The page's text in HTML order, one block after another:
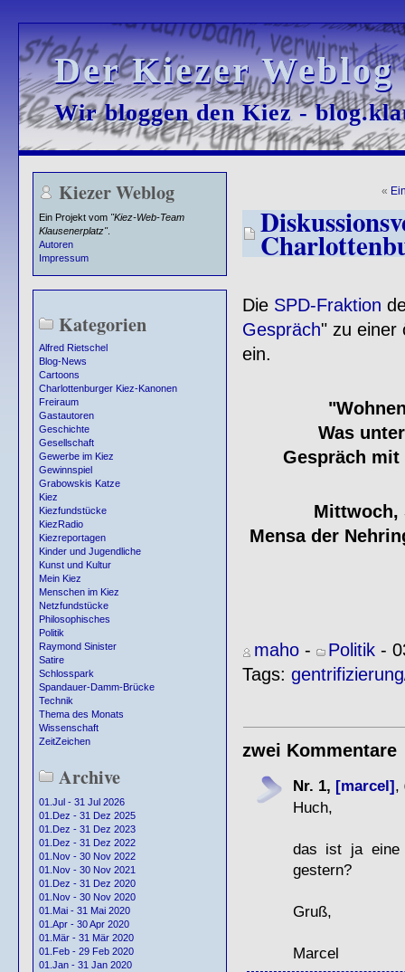
Der Kiezer
Der Kiezer
Wir bloggen den Kiez -
Wir bloggen den Kiez -
Kiezer Weblog
Ein Projekt vom "Kiez-Web-Team
Klausenerplatz".
Autoren
Impressum
Kategorien
Alfred Rietschel
Blog-News
Cartoons
Charlottenburger Kiez-Kanonen
Freiraum
Gastautoren
Geschichte
Gesellschaft
Gewerbe im Kiez
Gewinnspiel
Grabowskis Katze
Kiez
Kiezfundstücke
KiezRadio
Kiezreportagen
Kinder und Jugendliche
Kunst und Kultur
Mein Kiez
Menschen im Kiez
Netzfundstücke
Philosophisches
Politik
Raymond Sinister
Satire
Schlosspark
Spandauer-Damm-Brücke
Technik
Thema des Monats
Wissenschaft
ZeitZeichen
Archive
01.Jul - 31 Jul 2026
01.Dez - 31 Dez 2025
01.Dez - 31 Dez 2023
01.Dez - 31 Dez 2022
01.Nov - 30 Nov 2022
01.Nov - 30 Nov 2021
01.Dez - 31 Dez 2020
01.Nov - 30 Nov 2020
01.Mai - 31 Mai 2020
01.Apr - 30 Apr 2020
01.Mär - 31 Mär 2020
01.Feb - 29 Feb 2020
01.Jan - 31 Jan 2020
«
Die SPD-Fraktion
Gespräch" zu einer
ein.
Was
Gespräch
Mittwoch,
Mensa der
maho- Politik-
Tags: gentrifizierung
zwei Kommentare
Nr. 1, [marcel],
Huch,
das ist ja eine
gestern?
Gruß,
Marcel